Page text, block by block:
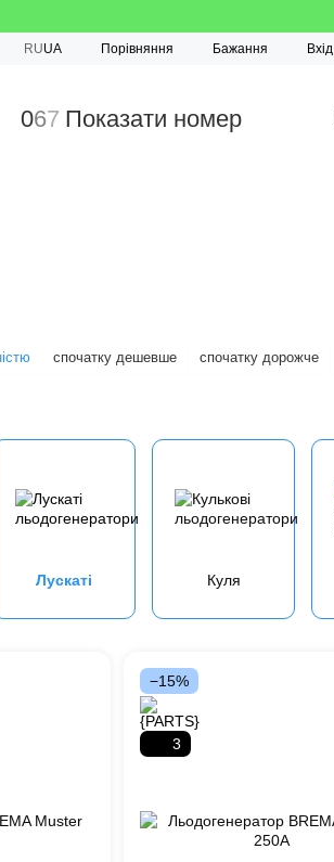
RUUA Порівняння Бажання Вхід
067 Показати номер
спочатку дешевше спочатку дорожче
Лускаті Куля
−15%
3